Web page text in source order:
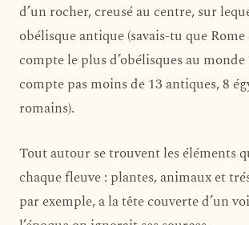
d’un rocher, creusé au centre, sur
obélisque antique (savais-tu que
compte le plus d’obélisques au monde
compte pas moins de 13 antiques, 8
romains).
Tout autour se trouvent les éléments
chaque fleuve : plantes, animaux et
par exemple, a la tête couverte d’un